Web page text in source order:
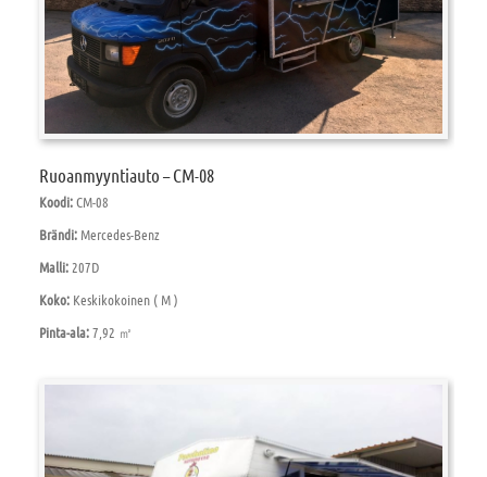
Ruoanmyyntiauto – CM-08
Koodi:CM-08
Brändi: Mercedes-Benz
Malli:207D
Koko: Keskikokoinen ( M )
Pinta-ala:7,92 ㎡